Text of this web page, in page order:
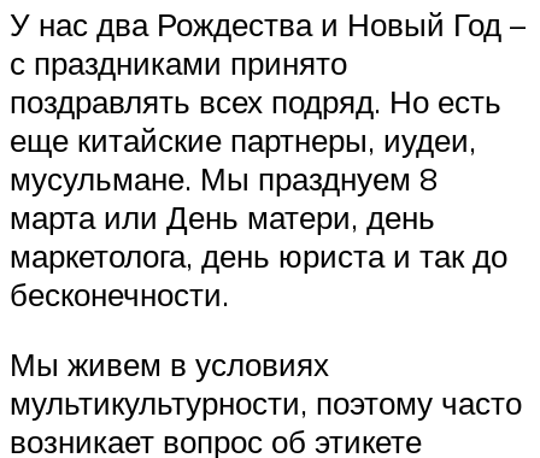
У нас два Рождества и Новый Год –
с праздниками принято
поздравлять всех подряд. Но есть
еще китайские партнеры, иудеи,
мусульмане. Мы празднуем 8
марта или День матери, день
маркетолога, день юриста и так до
бесконечности.
Мы живем в условиях
мультикультурности, поэтому часто
возникает вопрос об этикете